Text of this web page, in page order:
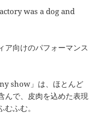
was a dog and
ア向けのパフォーマンス
show」は、ほとんど
んで、皮肉を込めた表現
ふむ。